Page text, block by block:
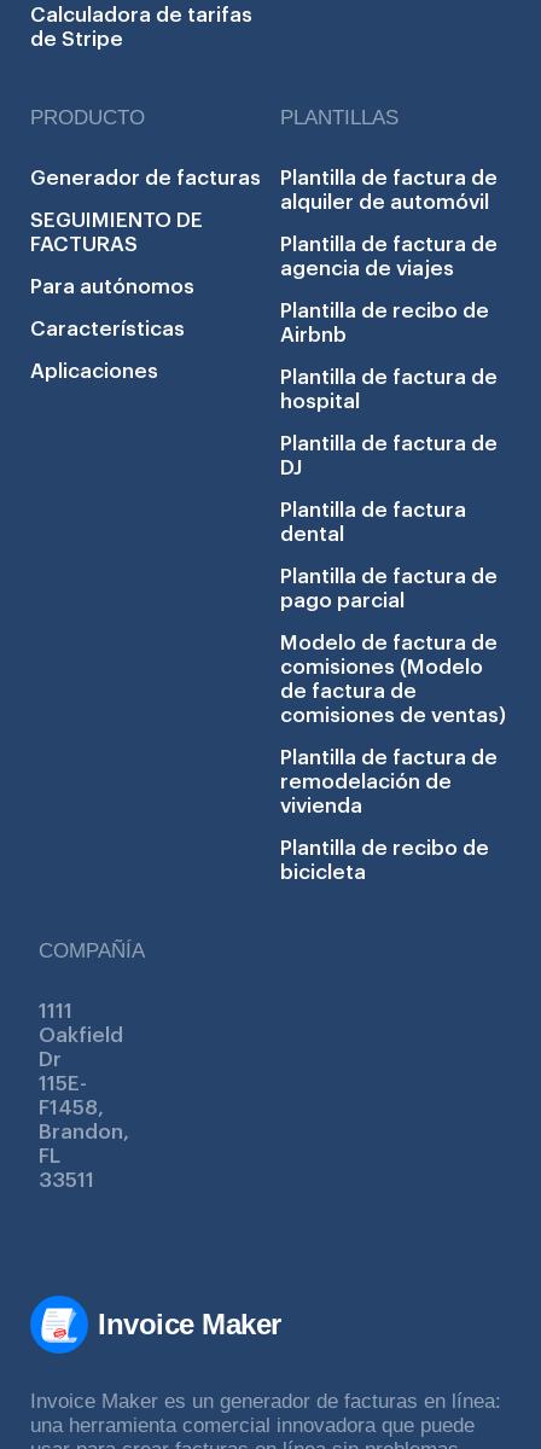
Invoice Maker
Invoice Maker es un generador de facturas en línea:
una herramienta comercial innovadora que puede
Calculadora de tarifas
de Stripe
PRODUCTO
Generador de facturas
SEGUIMIENTO DE
FACTURAS
Para autónomos
Características
Aplicaciones
PLANTILLAS
Plantilla de factura de
alquiler de automóvil
Plantilla de factura de
agencia de viajes
Plantilla de recibo de
Airbnb
Plantilla de factura de
hospital
Plantilla de factura de
DJ
Plantilla de factura
dental
Plantilla de factura de
pago parcial
Modelo de factura de
comisiones (Modelo
de factura de
comisiones de ventas)
Plantilla de factura de
remodelación de
vivienda
Plantilla de recibo de
bicicleta
COMPAÑÍA
1111
Oakfield
Dr
115E-
F1458,
Brandon,
FL
33511